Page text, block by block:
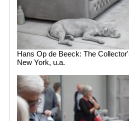
Hans Op de Beeck: The
New York, u.a.